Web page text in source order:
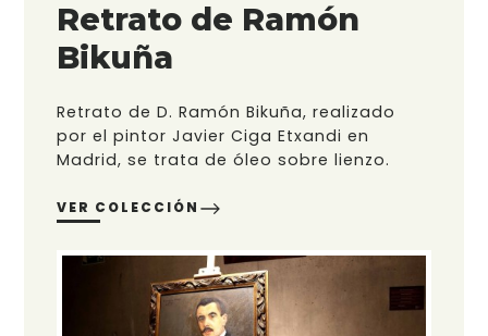
Retrato de Ramón
Bikuña
Retrato de D. Ramón Bikuña, realizado
por el pintor Javier Ciga Etxandi en
Madrid, se trata de óleo sobre lienzo.
VER COLECCIÓN